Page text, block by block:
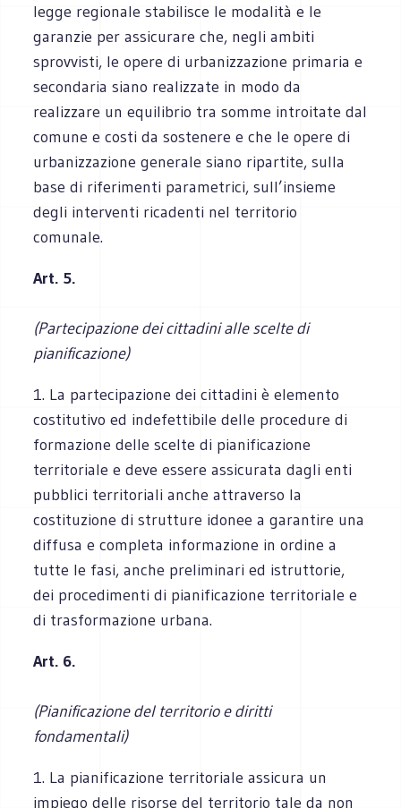
legge regionale stabilisce le modalità e le
garanzie per assicurare che, negli ambiti
sprovvisti, le opere di urbanizzazione primaria e
secondaria siano realizzate in modo da
realizzare un equilibrio tra somme introitate dal
comune e costi da sostenere e che le opere di
urbanizzazione generale siano ripartite, sulla
base di riferimenti parametrici, sull’insieme
degli interventi ricadenti nel territorio
comunale.
Art. 5.
(Partecipazione dei cittadini alle scelte di
pianificazione)
1. La partecipazione dei cittadini è elemento
costitutivo ed indefettibile delle procedure di
formazione delle scelte di pianificazione
territoriale e deve essere assicurata dagli enti
pubblici territoriali anche attraverso la
costituzione di strutture idonee a garantire una
diffusa e completa informazione in ordine a
tutte le fasi, anche preliminari ed istruttorie,
dei procedimenti di pianificazione territoriale e
di trasformazione urbana.
Art. 6.
(Pianificazione del territorio e diritti
fondamentali)
1. La pianificazione territoriale assicura un
impiego delle risorse del territorio tale da non